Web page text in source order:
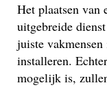
Het plaatsen van
uitgebreide
juiste
installeren.
mogelijk is,